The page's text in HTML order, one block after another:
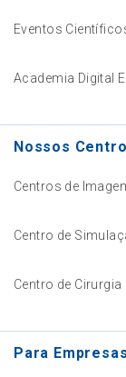
Eventos
Academia Digital
Nossos
Centros de
Centro de
Centro de
Para Empresas